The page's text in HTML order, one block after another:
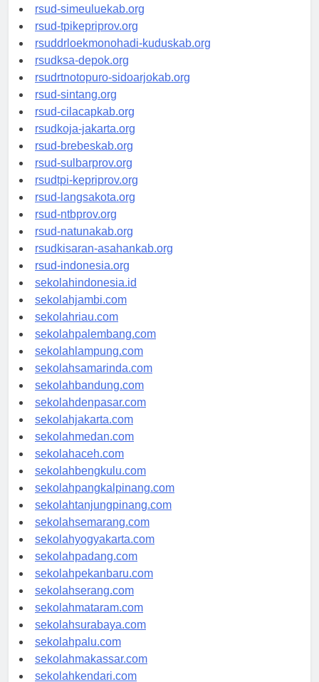
rsud-tanjungpinangkota.org
rsud-simeuluekab.org
rsud-tpikepriprov.org
rsuddrloekmonohadi-kuduskab.org
rsudksa-depok.org
rsudrtnotopuro-sidoarjokab.org
rsud-sintang.org
rsud-cilacapkab.org
rsudkoja-jakarta.org
rsud-brebeskab.org
rsud-sulbarprov.org
rsudtpi-kepriprov.org
rsud-langsakota.org
rsud-ntbprov.org
rsud-natunakab.org
rsudkisaran-asahankab.org
rsud-indonesia.org
sekolahindonesia.id
sekolahjambi.com
sekolahriau.com
sekolahpalembang.com
sekolahlampung.com
sekolahsamarinda.com
sekolahbandung.com
sekolahdenpasar.com
sekolahjakarta.com
sekolahmedan.com
sekolahaceh.com
sekolahbengkulu.com
sekolahpangkalpinang.com
sekolahtanjungpinang.com
sekolahsemarang.com
sekolahyogyakarta.com
sekolahpadang.com
sekolahpekanbaru.com
sekolahserang.com
sekolahmataram.com
sekolahsurabaya.com
sekolahpalu.com
sekolahmakassar.com